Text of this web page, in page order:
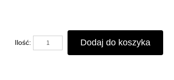
Ilość: Dodaj do koszyka